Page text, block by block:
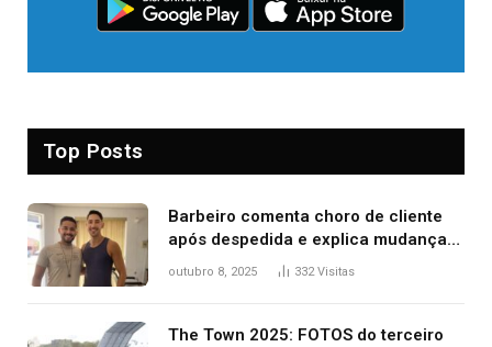
Top Posts
Barbeiro comenta choro de cliente
após despedida e explica mudança
para o TO: ‘Não esperava atingir
outubro 8, 2025 332Visitas
The Town 2025: FOTOS do terceiro